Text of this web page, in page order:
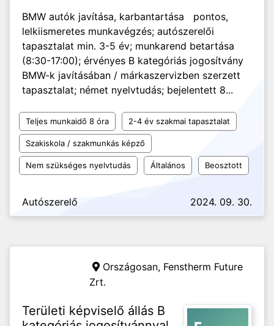
BMW autók javítása, karbantartása pontos,
lelkiismeretes munkavégzés; autószerelői
tapasztalat min. 3-5 év; munkarend betartása
(8:30-17:00); érvényes B kategóriás jogosítvány
BMW-k javításában / márkaszervizben szerzett
tapasztalat; német nyelvtudás; bejelentett 8...
Teljes munkaidő 8 óra 2-4 év szakmai tapasztalat
Szakiskola / szakmunkás képző
Nem szükséges nyelvtudás Általános Beosztott
Autószerelő 2024. 09. 30.
Országosan, Fenstherm Future
Zrt.
Területi képviselő állás B